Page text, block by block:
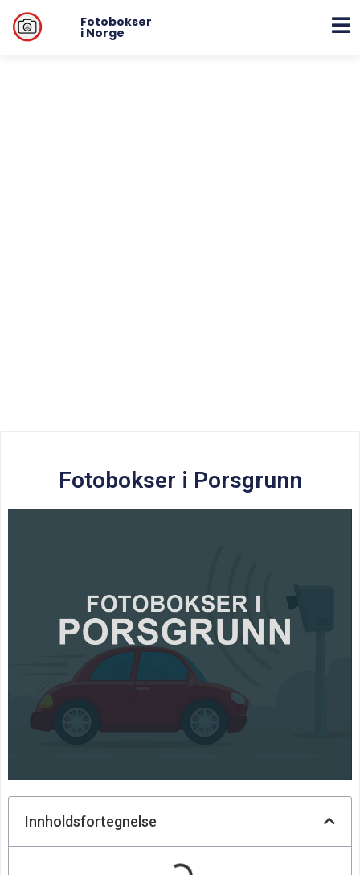
Fotobokser
i Norge
Fotobokser i Porsgrunn
Innholdsfortegnelse